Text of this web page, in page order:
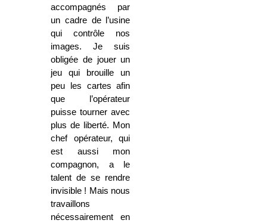
accompagnés par
un cadre de l’usine
qui contrôle nos
images. Je suis
obligée de jouer un
jeu qui brouille un
peu les cartes afin
que l’opérateur
puisse tourner avec
plus de liberté. Mon
chef opérateur, qui
est aussi mon
compagnon, a le
talent de se rendre
invisible ! Mais nous
travaillons
nécessairement en